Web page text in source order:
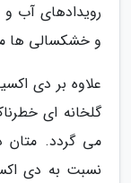
رویدادهای آب
و خشکسالی ها
علاوه بر دی
گلخانه ای
می گردد. متان
نسبت به دی